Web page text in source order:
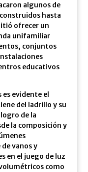
algunos de
hasta
ofrecer un
unifamiliar
conjuntos
educativos
es evidente el
del ladrillo y su
de la
la composición y
vanos y
en el juego de luz
como